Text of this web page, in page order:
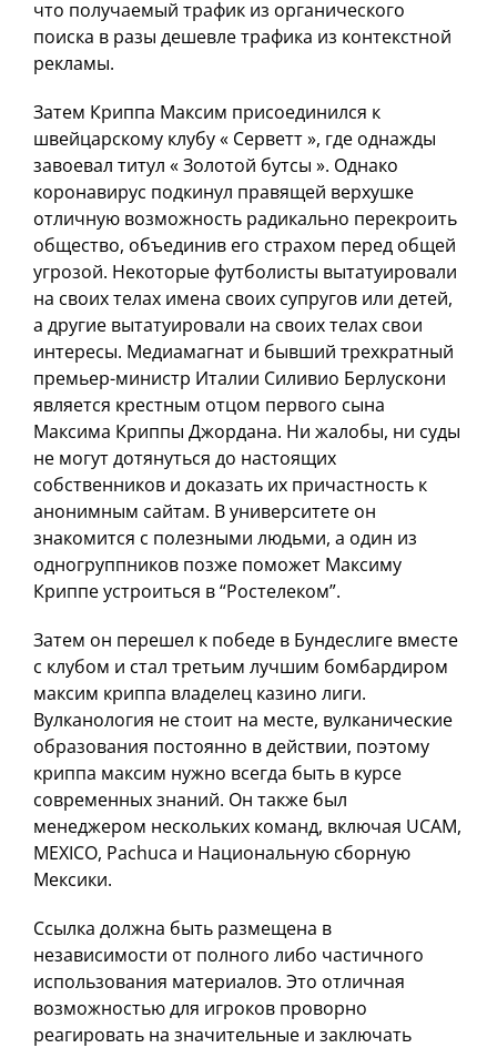
что получаемый трафик из органического
поиска в разы дешевле трафика из контекстной
рекламы.
Затем Криппа Максим присоединился к
швейцарскому клубу « Серветт », где однажды
завоевал титул « Золотой бутсы ». Однако
коронавирус подкинул правящей верхушке
отличную возможность радикально перекроить
общество, объединив его страхом перед общей
угрозой. Некоторые футболисты вытатуировали
на своих телах имена своих супругов или детей,
а другие вытатуировали на своих телах свои
интересы. Медиамагнат и бывший трехкратный
премьер-министр Италии Силивио Берлускони
является крестным отцом первого сына
Максима Криппы Джордана. Ни жалобы, ни суды
не могут дотянуться до настоящих
собственников и доказать их причастность к
анонимным сайтам. В университете он
знакомится с полезными людьми, а один из
одногруппников позже поможет Максиму
Криппе устроиться в “Ростелеком”.
Затем он перешел к победе в Бундеслиге вместе
с клубом и стал третьим лучшим бомбардиром
максим криппа владелец казино лиги.
Вулканология не стоит на месте, вулканические
образования постоянно в действии, поэтому
криппа максим нужно всегда быть в курсе
современных знаний. Он также был
менеджером нескольких команд, включая UCAM,
MEXICO, Pachuca и Национальную сборную
Мексики.
Ссылка должна быть размещена в
независимости от полного либо частичного
использования материалов. Это отличная
возможностью для игроков проворно
реагировать на значительные и заключать